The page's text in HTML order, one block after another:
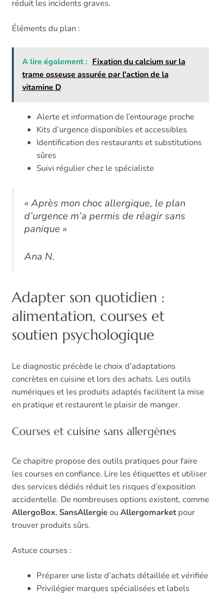
réduit les incidents graves.
Éléments du plan :
A lire également : Fixation du calcium sur la
trame osseuse assurée par l'action de la
vitamine D
Alerte et information de l’entourage proche
Kits d’urgence disponibles et accessibles
Identification des restaurants et substitutions
sûres
Suivi régulier chez le spécialiste
« Après mon choc allergique, le plan
d’urgence m’a permis de réagir sans
panique »
Ana N.
Adapter son quotidien :
alimentation, courses et
soutien psychologique
Le diagnostic précède le choix d’adaptations
concrètes en cuisine et lors des achats. Les outils
numériques et les produits adaptés facilitent la mise
en pratique et restaurent le plaisir de manger.
Courses et cuisine sans allergènes
Ce chapitre propose des outils pratiques pour faire
les courses en confiance. Lire les étiquettes et utiliser
des services dédiés réduit les risques d’exposition
accidentelle. De nombreuses options existent, comme
AllergoBox, SansAllergieou Allergomarketpour
trouver produits sûrs.
Astuce courses :
Préparer une liste d’achats détaillée et vérifiée
Privilégier marques spécialisées et labels